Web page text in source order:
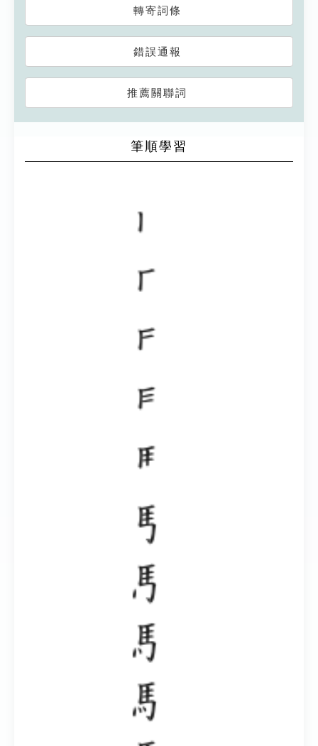
轉寄詞條
錯誤通報
推薦關聯詞
筆順學習